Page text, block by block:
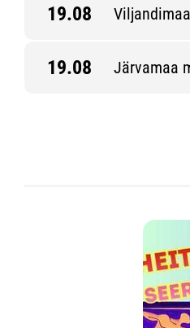
19.08
19.08 Järvamaa